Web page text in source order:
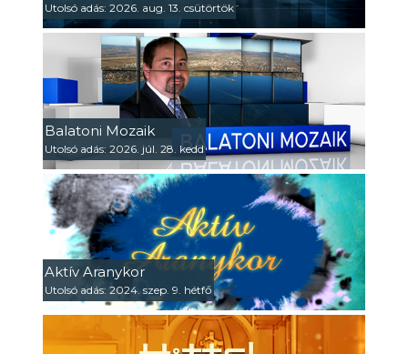
Utolsó adás: 2026. aug. 13. csütörtök
Balatoni Mozaik
Utolsó adás: 2026. júl. 28. kedd
Aktív Aranykor
Utolsó adás: 2024. szep. 9. hétfő